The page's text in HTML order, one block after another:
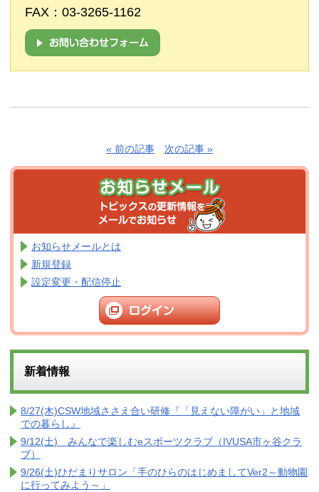
FAX：03-3265-1162
« 前の記事 次の記事 »
お知らせメールとは
新規登録
設定変更・配信停止
新着情報
8/27(木)CSW地域ささえ合い研修『「見えない障がい」と地域
での暮らし』
9/12(土) みんなで楽しむeスポーツクラブ（IVUSA市ヶ谷クラ
ブ）
9/26(土)ひだまりサロン「手のひらのはじめましてVer2～動物園
に行ってみよう～」